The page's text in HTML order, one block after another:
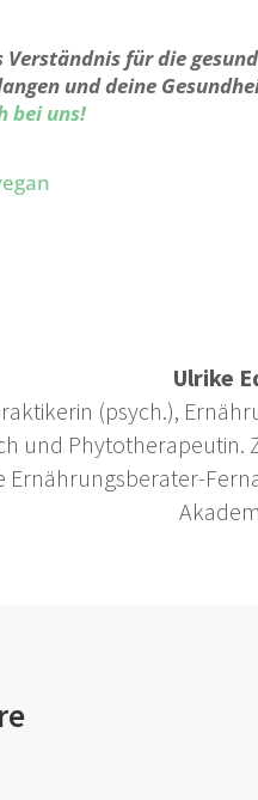
Verständnis für die
und deine
bei uns!
Ulrike
(psych.),
und
Ernährungsberater-